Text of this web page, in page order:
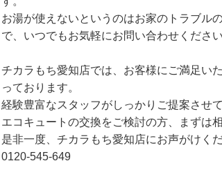
お湯が使えないというのはお家のトラブル
で、いつでもお気軽にお問い合わせください
チカラもち愛知店では、お客様にご満足い
っております。
経験豊富なスタッフがしっかりご提案させ
エコキュートの交換をご検討の方、まずは
是非一度、チカラもち愛知店にお声がけくだ
0120-545-649